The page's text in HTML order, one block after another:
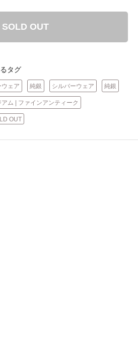
SOLD OUT
タグ
ウェア 純銀 シルバーウェア 純銀
アム | ファインアンティーク
OUT